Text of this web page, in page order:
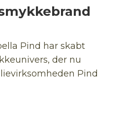
Pind har skabt
der nu
Pind